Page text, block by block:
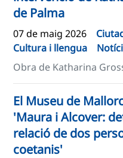
de Palma
07 de maig 2026
Cultura i llengua
Obra de Katharina
El Museu de
'Maura i Alcover:
relació de dos
coetanis'